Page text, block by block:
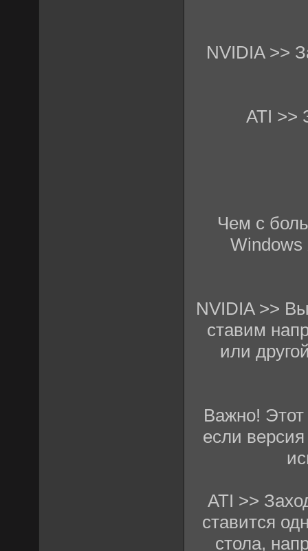
NVIDIA >>
ATI >>
Чем с
Windows
NVIDIA >>
ставим
или
Важно! Этот
если
ATI >>
ставится
стола,